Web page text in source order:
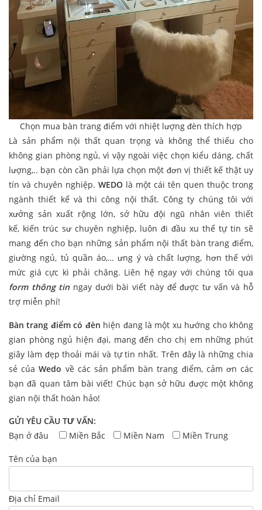
Chọn mua bàn trang điểm với nhiệt lượng đèn thích hợp
Là sản phẩm nội thất quan trọng và không thể thiếu cho
không gian phòng ngủ, vì vậy ngoài việc chọn kiểu dáng, chất
lượng,.. bạn còn cần phải lựa chọn một đơn vị thiết kế thật uy
tín và chuyên nghiệp. WEDO là một cái tên quen thuộc trong
ngành thiết kế và thi công nội thất. Công ty chúng tôi với
xưởng sản xuất rộng lớn, sở hữu đội ngũ nhân viên thiết
kế, kiến trúc sư chuyên nghiệp, luôn đi đầu xu thế tự tin sẽ
mang đến cho bạn những sản phẩm nội thất bàn trang điểm,
giường ngủ, tủ quần áo,… ưng ý và chất lượng, hơn thế với
mức giá cực kì phải chăng. Liên hệ ngay với chúng tôi qua
form thông tin ngay dưới bài viết này để được tư vấn và hỗ
trợ miễn phí!
Bàn trang điểm có đèn hiện đang là một xu hướng cho không
gian phòng ngủ hiện đại, mang đến cho chị em những phút
giây làm đẹp thoải mái và tự tin nhất. Trên đây là những chia
sẻ củaWedo về các sản phẩm bàn trang điểm, cảm ơn các
bạn đã quan tâm bài viết! Chúc bạn sở hữu được một không
gian nội thất hoàn hảo!
GỬI YÊU CẦU TƯ VẤN:
Bạn ở đâu
Miền Bắc Miền Nam Miền Trung
Tên của bạn
Địa chỉ Email